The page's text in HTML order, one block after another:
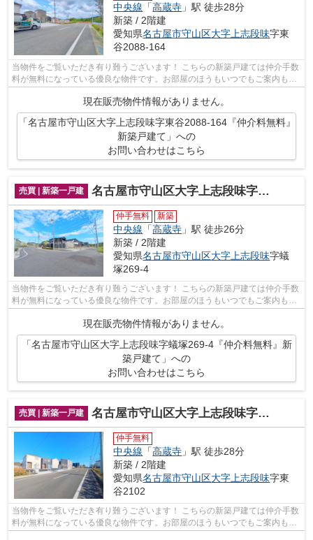
中央線 「高蔵寺 」駅 徒歩28分
新築 / 2階建
愛知県名古屋市守山区大字上志段味字東
谷2088-164
当物件をご覧いただき有り難うございます！ こちらの新築戸建ては仲介手数
料が無料になっている優良な物件です。お部屋のほうもいつでもご案内もさ
せて頂きますのでお気軽にお問合せ下...
現在販売物件情報がありません。
「名古屋市守山区大字上志段味字東谷2088-164『仲介料無料』
新築戸建て」への
お問い合わせはこちら
売買 | 新築一戸建 名古屋市守山区大字上志段味字蟻塚269-4『仲介料無料』新築戸建て
仲手無料 新築
中央線 「高蔵寺 」駅 徒歩26分
新築 / 2階建
愛知県名古屋市守山区大字上志段味字蟻
塚269-4
当物件をご覧いただき有り難うございます！ こちらの新築戸建ては仲介手数
料が無料になっている優良な物件です。お部屋のほうもいつでもご案内もさ
現在販売物件情報がありません。
「名古屋市守山区大字上志段味字蟻塚269-4『仲介料無料』新
築戸建て」への
お問い合わせはこちら
売買 | 新築一戸建 名古屋市守山区大字上志段味字東谷2102『仲介料無料』新築戸建て
仲手無料
中央線 「高蔵寺 」駅 徒歩28分
新築 / 2階建
愛知県名古屋市守山区大字上志段味字東
谷2102
当物件をご覧いただき有り難うございます！ こちらの新築戸建ては仲介手数
料が無料になっている優良な物件です。お部屋のほうもいつでもご案内もさ